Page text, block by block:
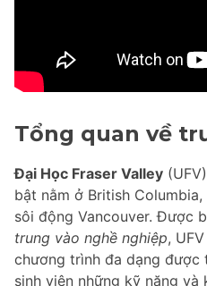
Tổng quan về
Đại Học Fraser Valley
bật nằm ở British
sôi động Vancouver. Được
trung vào nghề nghiệp,
chương trình đa dạng được
sinh viên những kỹ năng